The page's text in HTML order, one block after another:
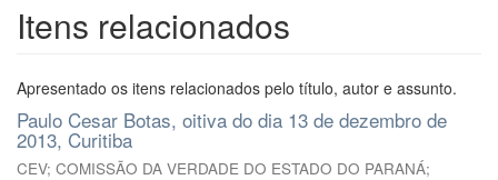
Itens relacionados
Apresentado os itens relacionados pelo título, autor e assunto.
Paulo Cesar Botas, oitiva do dia 13 de dezembro de
2013, Curitiba
CEV; COMISSÃO DA VERDADE DO ESTADO DO PARANÁ;